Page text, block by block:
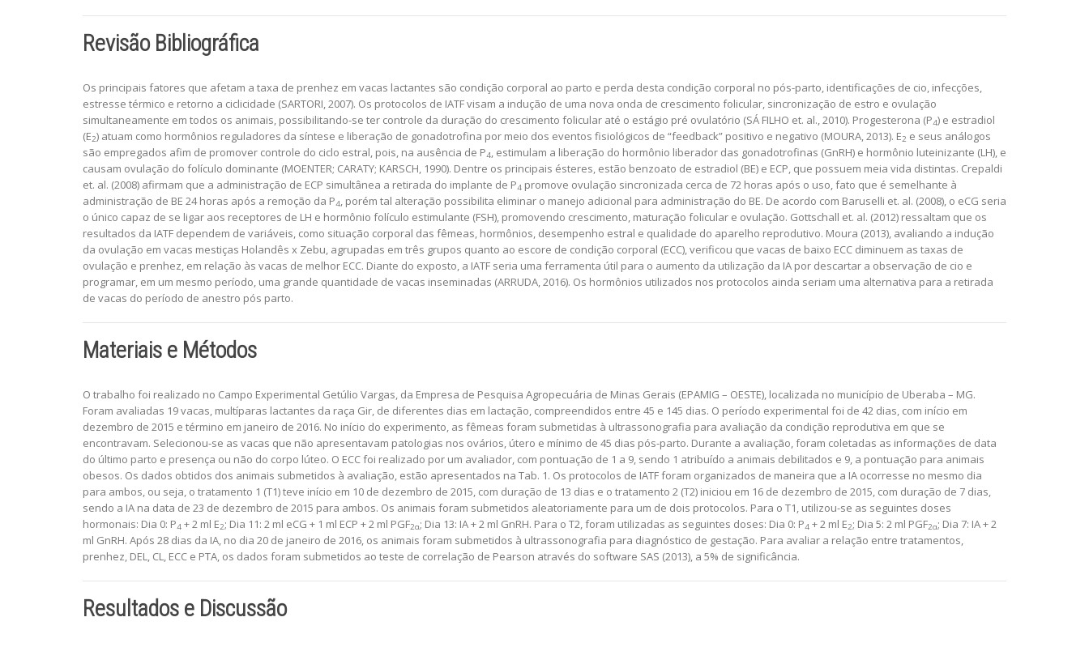
Revisão Bibliográfica
Os principais fatores que afetam a taxa de prenhez em vacas lactantes são condição corporal ao parto e perda desta condição corporal no pós-parto, identificações de cio, infecções,
estresse térmico e retorno a ciclicidade (SARTORI, 2007). Os protocolos de IATF visam a indução de uma nova onda de crescimento folicular, sincronização de estro e ovulação
simultaneamente em todos os animais, possibilitando-se ter controle da duração do crescimento folicular até o estágio pré ovulatório (SÁ FILHO et. al., 2010). Progesterona (P4) e estradiol
(E2) atuam como hormônios reguladores da síntese e liberação de gonadotrofina por meio dos eventos fisiológicos de “feedback” positivo e negativo (MOURA, 2013). E2 e seus análogos
são empregados afim de promover controle do ciclo estral, pois, na ausência de P4, estimulam a liberação do hormônio liberador das gonadotrofinas (GnRH) e hormônio luteinizante (LH), e
causam ovulação do folículo dominante (MOENTER; CARATY; KARSCH, 1990). Dentre os principais ésteres, estão benzoato de estradiol (BE) e ECP, que possuem meia vida distintas. Crepaldi
et. al. (2008) afirmam que a administração de ECP simultânea a retirada do implante de P4 promove ovulação sincronizada cerca de 72 horas após o uso, fato que é semelhante à
administração de BE 24 horas após a remoção da P4, porém tal alteração possibilita eliminar o manejo adicional para administração do BE. De acordo com Baruselli et. al. (2008), o eCG seria
o único capaz de se ligar aos receptores de LH e hormônio folículo estimulante (FSH), promovendo crescimento, maturação folicular e ovulação. Gottschall et. al. (2012) ressaltam que os
resultados da IATF dependem de variáveis, como situação corporal das fêmeas, hormônios, desempenho estral e qualidade do aparelho reprodutivo. Moura (2013), avaliando a indução
da ovulação em vacas mestiças Holandês x Zebu, agrupadas em três grupos quanto ao escore de condição corporal (ECC), verificou que vacas de baixo ECC diminuem as taxas de
ovulação e prenhez, em relação às vacas de melhor ECC. Diante do exposto, a IATF seria uma ferramenta útil para o aumento da utilização da IA por descartar a observação de cio e
programar, em um mesmo período, uma grande quantidade de vacas inseminadas (ARRUDA, 2016). Os hormônios utilizados nos protocolos ainda seriam uma alternativa para a retirada
de vacas do período de anestro pós parto.
Materiais e Métodos
O trabalho foi realizado no Campo Experimental Getúlio Vargas, da Empresa de Pesquisa Agropecuária de Minas Gerais (EPAMIG – OESTE), localizada no município de Uberaba – MG.
Foram avaliadas 19 vacas, multíparas lactantes da raça Gir, de diferentes dias em lactação, compreendidos entre 45 e 145 dias. O período experimental foi de 42 dias, com início em
dezembro de 2015 e término em janeiro de 2016. No início do experimento, as fêmeas foram submetidas à ultrassonografia para avaliação da condição reprodutiva em que se
encontravam. Selecionou-se as vacas que não apresentavam patologias nos ovários, útero e mínimo de 45 dias pós-parto. Durante a avaliação, foram coletadas as informações de data
do último parto e presença ou não do corpo lúteo. O ECC foi realizado por um avaliador, com pontuação de 1 a 9, sendo 1 atribuído a animais debilitados e 9, a pontuação para animais
obesos. Os dados obtidos dos animais submetidos à avaliação, estão apresentados na Tab. 1. Os protocolos de IATF foram organizados de maneira que a IA ocorresse no mesmo dia
para ambos, ou seja, o tratamento 1 (T1) teve início em 10 de dezembro de 2015, com duração de 13 dias e o tratamento 2 (T2) iniciou em 16 de dezembro de 2015, com duração de 7 dias,
sendo a IA na data de 23 de dezembro de 2015 para ambos. Os animais foram submetidos aleatoriamente para um de dois protocolos. Para o T1, utilizou-se as seguintes doses
hormonais: Dia 0: P4 + 2 ml E2; Dia 11: 2 ml eCG + 1 ml ECP + 2 ml PGF2α; Dia 13: IA + 2 ml GnRH. Para o T2, foram utilizadas as seguintes doses: Dia 0: P4 + 2 ml E2; Dia 5: 2 ml PGF2α; Dia 7: IA + 2
ml GnRH. Após 28 dias da IA, no dia 20 de janeiro de 2016, os animais foram submetidos à ultrassonografia para diagnóstico de gestação. Para avaliar a relação entre tratamentos,
prenhez, DEL, CL, ECC e PTA, os dados foram submetidos ao teste de correlação de Pearson através do software SAS (2013), a 5% de significância.
Resultados e Discussão